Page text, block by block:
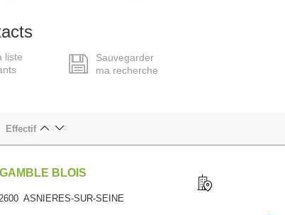
liste
Sauvegarder
ma recherche
Effectif
BLOIS
ASNIERES-SUR-SEINE